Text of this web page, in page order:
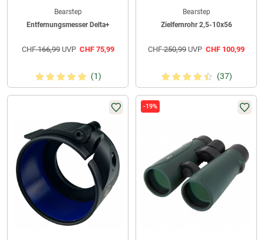
Bearstep
Entfernungsmesser Delta+
CHF166,99UVP CHF75,99
(1)
Bearstep
Zielfernrohr 2,5-10x56
CHF250,99 UVP CHF 100,99
(37)
-19%